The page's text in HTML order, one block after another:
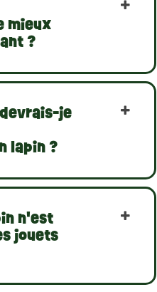
mieux
?
je
lapin ?
n'est
jouets